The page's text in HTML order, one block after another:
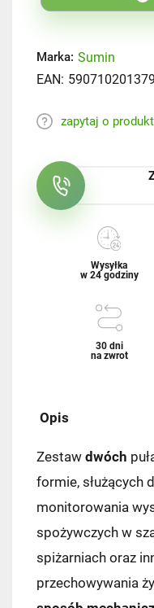
Marka: Sumin
EAN:
zapytaj o produkt
Wysyłka
w 24 godziny
30 dni
na zwrot
Opis
Zestaw dwóch
formie, służących
monitorowania
spożywczych w
spiżarniach oraz
przechowywania